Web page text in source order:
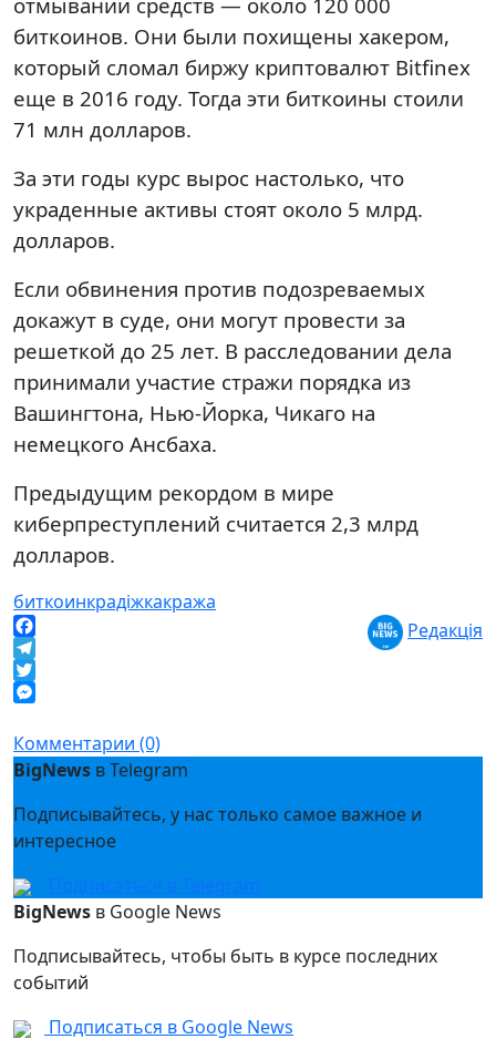
биткоинов. Они были похищены хакером,
который сломал биржу криптовалют Bitfinex
еще в 2016 году. Тогда эти биткоины стоили
71 млн долларов.
За эти годы курс вырос настолько, что
украденные активы стоят около 5 млрд.
долларов.
Если обвинения против подозреваемых
докажут в суде, они могут провести за
решеткой до 25 лет. В расследовании дела
принимали участие стражи порядка из
Вашингтона, Нью-Йорка, Чикаго на
немецкого Ансбаха.
Предыдущим рекордом в мире
киберпреступлений считается 2,3 млрд
долларов.
биткоинкрадіжкакража
Facebook
Telegram
Twitter
Редакція
Комментарии (0)
BigNews в Telegram
Подписывайтесь, у нас только самое важное и
интересное
Подписаться в Telegram
BigNews в Google News
Подписывайтесь, чтобы быть в курсе последних
событий
Подписаться в Google News